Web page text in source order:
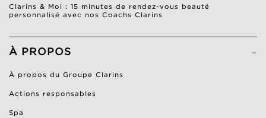
Clarins & Moi : 15 minutes de rendez-vous beauté
personnalisé avec nos Coachs Clarins
-
À PROPOS
À propos du Groupe Clarins
Actions responsables
Spa